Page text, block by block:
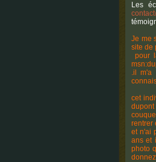
Les
Je me
site de
pour
.il m'a
cet
rentrer
et n'ai
ans et
photo